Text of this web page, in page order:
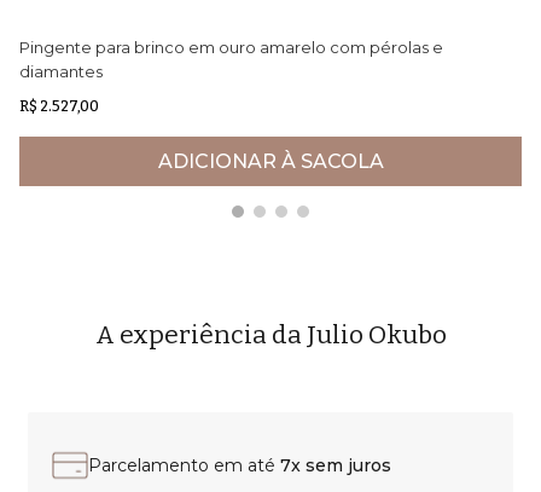
Pingente para brinco em ouro amarelo com pérolas e
diamantes
R$ 2.527,00
ADICIONAR À SACOLA
A experiência da Julio Okubo
Parcelamento em até 7x sem juros